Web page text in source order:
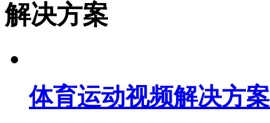
解决方案
体育运动视频解决方案